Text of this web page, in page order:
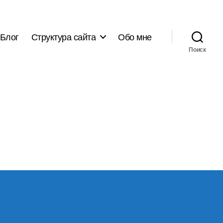
Блог Структура сайта Обо мне
Поиск